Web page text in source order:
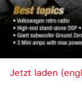
Jetzt laden